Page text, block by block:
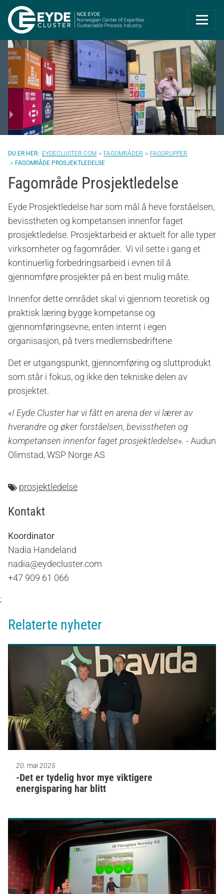
Eyde-Cluster |
EYDECLUSTER.COM FAGOMRÅDER
FAGGRUPPER
FAGOMRÅDE PROSJEKTLEDELSE
Fagområde Prosjektledelse
Eyde Prosjektledelse har som mål å heve forståelsen,
bevisstheten og kompetansen innenfor faget
prosjektledelse. Prosjektarbeid er aktuelt for alle typer
virksomheter og fagområder. Vi vil sette i gang et
kontinuerlig forbedringsarbeid i evnen til å
gjennomføre prosjekter på en best mulig måte.
Innenfor dette området skal vi gjennom teoretisk og
praktisk læring bygge kompetanse og
gjennomføringsevne, enten internt i egen
organisasjon, på tvers medlemsbedriftene
Det er utgangspunkt, gjennomføring og sluttprodukt
som står i fokus, og ikke den tekniske delen av
prosjektet.
«I Eyde Cluster har vi fått en arena der vi lærer av
hverandre og øker forståelsen, bevisstheten og
kompetansen innenfor faget prosjektledelse». - Audun
Olimstad, WSP Norge AS
prosjektledelse
Kontakt
Koordinator
Nadia Handeland
nadia@eydecluster.com
+47 909 61 066
;
Relaterte nyheter
20. mai 2025
-Det er tydelig hvor mye viktigere
energisparing har blitt